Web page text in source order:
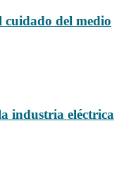
del medio
industria eléctrica